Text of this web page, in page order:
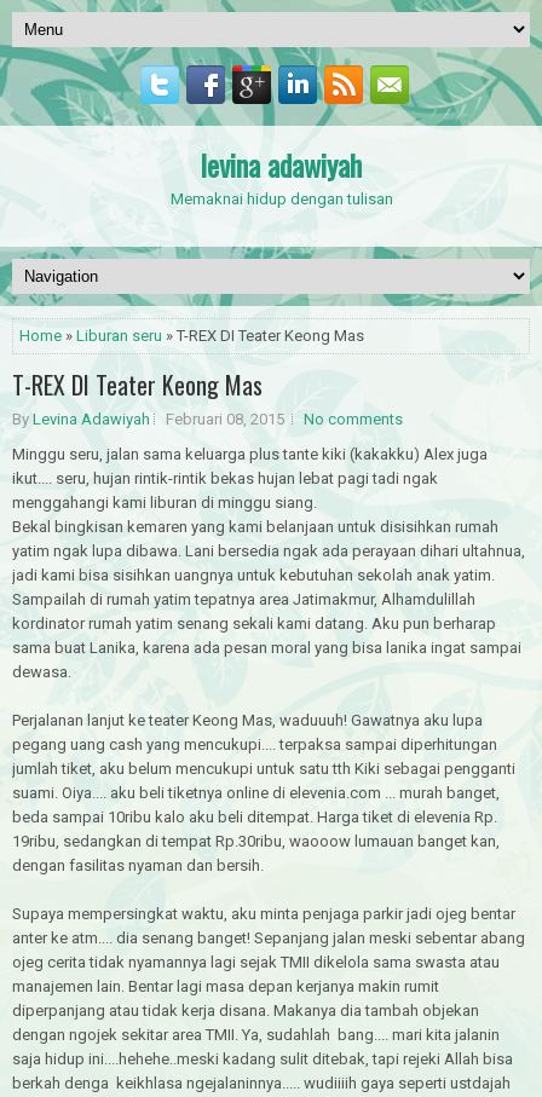
levina adawiyah
Memaknai hidup dengan tulisan
Home » Liburan seru » T-REX DI Teater Keong Mas
T-REX DI Teater Keong Mas
By Levina Adawiyah Februari 08, 2015
No comments
Minggu seru, jalan sama keluarga plus tante kiki (kakakku) Alex juga
ikut.... seru, hujan rintik-rintik bekas hujan lebat pagi tadi ngak
menggahangi kami liburan di minggu siang.
Bekal bingkisan kemaren yang kami belanjaan untuk disisihkan rumah
yatim ngak lupa dibawa. Lani bersedia ngak ada perayaan dihari ultahnua,
jadi kami bisa sisihkan uangnya untuk kebutuhan sekolah anak yatim.
Sampailah di rumah yatim tepatnya area Jatimakmur, Alhamdulillah
kordinator rumah yatim senang sekali kami datang. Aku pun berharap
sama buat Lanika, karena ada pesan moral yang bisa lanika ingat sampai
dewasa.
Perjalanan lanjut ke teater Keong Mas, waduuuh! Gawatnya aku lupa
pegang uang cash yang mencukupi.... terpaksa sampai diperhitungan
jumlah tiket, aku belum mencukupi untuk satu tth Kiki sebagai pengganti
suami. Oiya.... aku beli tiketnya online di elevenia.com ... murah banget,
beda sampai 10ribu kalo aku beli ditempat. Harga tiket di elevenia Rp.
19ribu, sedangkan di tempat Rp.30ribu, waooow lumauan banget kan,
dengan fasilitas nyaman dan bersih.
Supaya mempersingkat waktu, aku minta penjaga parkir jadi ojeg bentar
anter ke atm.... dia senang banget! Sepanjang jalan meski sebentar abang
ojeg cerita tidak nyamannya lagi sejak TMII dikelola sama swasta atau
manajemen lain. Bentar lagi masa depan kerjanya makin rumit
diperpanjang atau tidak kerja disana. Makanya dia tambah objekan
dengan ngojek sekitar area TMII. Ya, sudahlah bang.... mari kita jalanin
saja hidup ini....hehehe..meski kadang sulit ditebak, tapi rejeki Allah bisa
berkah denga keikhlasa ngejalaninnya..... wudiiiih gaya seperti ustdajah